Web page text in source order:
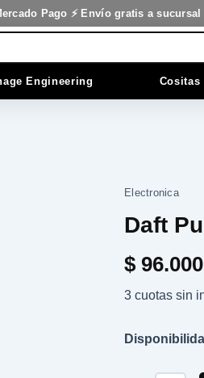
Pago ⚡ Envío gratis a sucursal
Engineering Cositas
Electronica
Daft
$ 96.000
3 cuotas sin
Daft
cantidad